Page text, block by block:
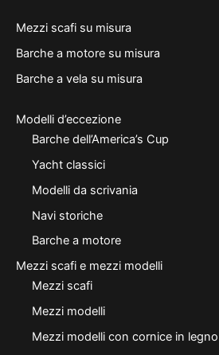
Mezzi scafi su misura
Barche a motore su misura
Barche a vela su misura
Modelli d’eccezione
Barche dell’America’s Cup
Yacht classici
Modelli da scrivania
Navi storiche
Barche a motore
Mezzi scafi e mezzi modelli
Mezzi scafi
Mezzi modelli
Mezzi modelli con cornice in legno